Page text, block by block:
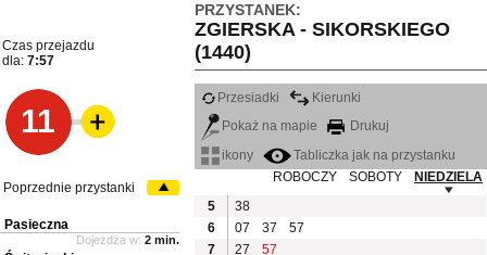
PRZYSTANEK:
ZGIERSKA - SIKORSKIEGO
(1440)
Czas przejazdu
dla: 7:57
11
Przesiadki
Kierunki
Pokaż na mapie
Drukuj
ikony
Tabliczka jak na przystanku
ROBOCZY
SOBOTY
NIEDZIELA
5
38
6
07 37
57
7
27
57
Poprzednie przystanki
Pasieczna
Dojeżdża w: 2 min.